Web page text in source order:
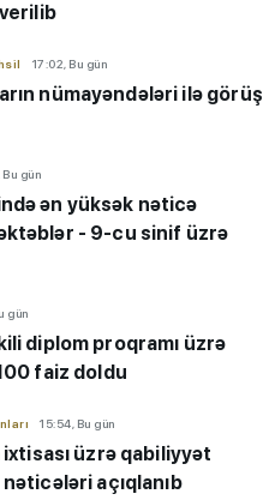
17:02, Bu gün
nümayəndələri ilə görüş
Bu gün
ən yüksək nəticə
- 9-cu sinif üzrə
gün
diplom proqramı üzrə
faiz doldu
15:54, Bu gün
üzrə qabiliyyət
nəticələri açıqlanıb